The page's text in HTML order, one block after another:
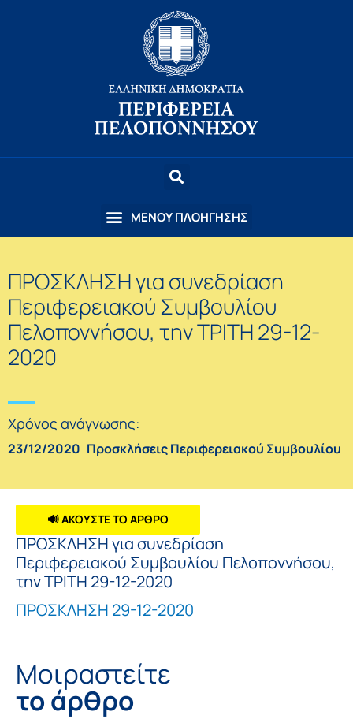
ΠΡΟΣΚΛΗΣΗ για συνεδρίαση
Περιφερειακού Συμβουλίου
Πελοποννήσου, την ΤΡΙΤΗ 29-12-
2020
Χρόνος ανάγνωσης:
23/12/2020 Προσκλήσεις Περιφερειακού Συμβουλίου
🔊 ΑΚΟΥΣΤΕ ΤΟ ΑΡΘΡΟ
ΠΡΟΣΚΛΗΣΗ για συνεδρίαση
Περιφερειακού Συμβουλίου Πελοποννήσου,
την ΤΡΙΤΗ 29-12-2020
ΠΡΟΣΚΛΗΣΗ 29-12-2020
Μοιραστείτε
το άρθρο